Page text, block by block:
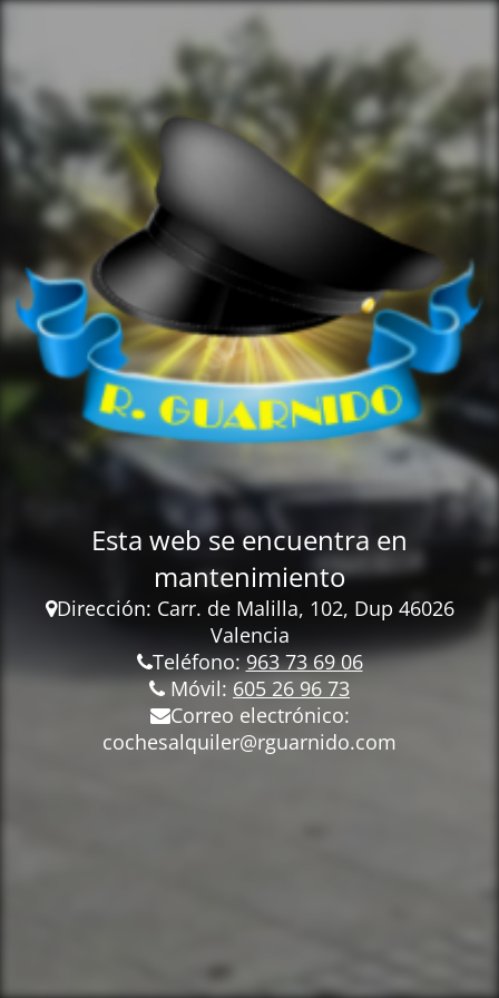
Esta web se encuentra en
mantenimiento
Dirección: Carr. de Malilla, 102, Dup 46026
Valencia
Teléfono:963 73 69 06
Móvil: 605 26 96 73
Correo electrónico:
cochesalquiler@rguarnido.com